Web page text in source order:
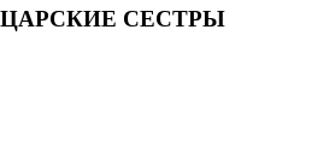
ЦАРСКИЕ СЕСТРЫ